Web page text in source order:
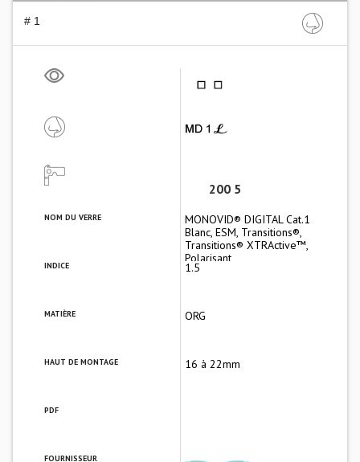
# 1
200 5
NOM DU VERRE
MONOVID® DIGITAL Cat.1
Blanc, ESM, Transitions®,
Transitions® XTRActive™,
Polarisant
INDICE 1.5
MATIÈRE ORG
HAUT DE MONTAGE 16 à 22mm
PDF
FOURNISSEUR